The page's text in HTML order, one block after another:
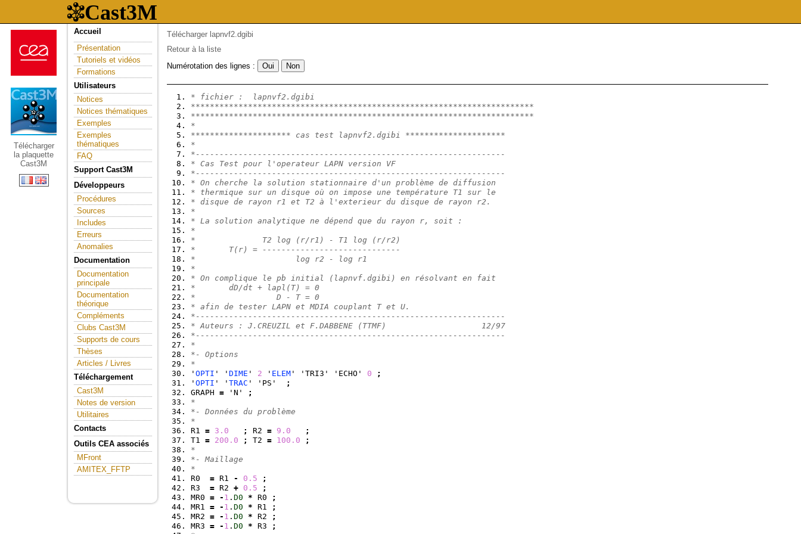
Télécharger
la plaquette
Cast3M
Accueil
Présentation
Tutoriels et vidéos
Formations
Utilisateurs
Notices
Notices thématiques
Exemples
Exemples
thématiques
FAQ
Support Cast3M
Développeurs
Procédures
Sources
Includes
Erreurs
Anomalies
Documentation
Documentation
principale
Documentation
théorique
Compléments
Clubs Cast3M
Supports de cours
Thèses
Articles / Livres
Téléchargement
Cast3M
Notes de version
Utilitaires
Contacts
Outils CEA associés
MFront
AMITEX_FFTP
Télécharger lapnvf2.dgibi
Retour à la liste
Numérotation des lignes :
* fichier :  lapnvf2.dgibi
************************************************************************
************************************************************************
*
********************* cas test lapnvf2.dgibi *********************
*
*-----------------------------------------------------------------
* Cas Test pour l'operateur LAPN version VF
*-----------------------------------------------------------------
* On cherche la solution stationnaire d'un problème de diffusion
* thermique sur un disque où on impose une température T1 sur le
* disque de rayon r1 et T2 à l'exterieur du disque de rayon r2.
*
* La solution analytique ne dépend que du rayon r, soit :
*
*              T2 log (r/r1) - T1 log (r/r2)
*       T(r) = -----------------------------
*                     log r2 - log r1
*
* On complique le pb initial (lapnvf.dgibi) en résolvant en fait
*       dD/dt + lapl(T) = 0
*                 D - T = 0
* afin de tester LAPN et MDIA couplant T et U.
*-----------------------------------------------------------------
* Auteurs : J.CREUZIL et F.DABBENE (TTMF)                    12/97
*-----------------------------------------------------------------
*
*- Options
*
' OPTI ' ' DIME ' 2 ' ELEM ' 'TRI3' 'ECHO' 0
;
' OPTI ' ' TRAC ' 'PS'
;
GRAPH = 'N'
;
*
*- Données du problème
*
R1 = 3.0 ; R2 = 9.0
;
T1 = 200.0 ; T2 = 100.0
;
*
*- Maillage
*
R0 = R1 - 0.5
;
R3 = R2 + 0.5
;
MR0 = - 1 . D0 * R0
;
MR1 = - 1 . D0 * R1
;
MR2 = - 1 . D0 * R2
;
MR3 = - 1 . D0 * R3
;